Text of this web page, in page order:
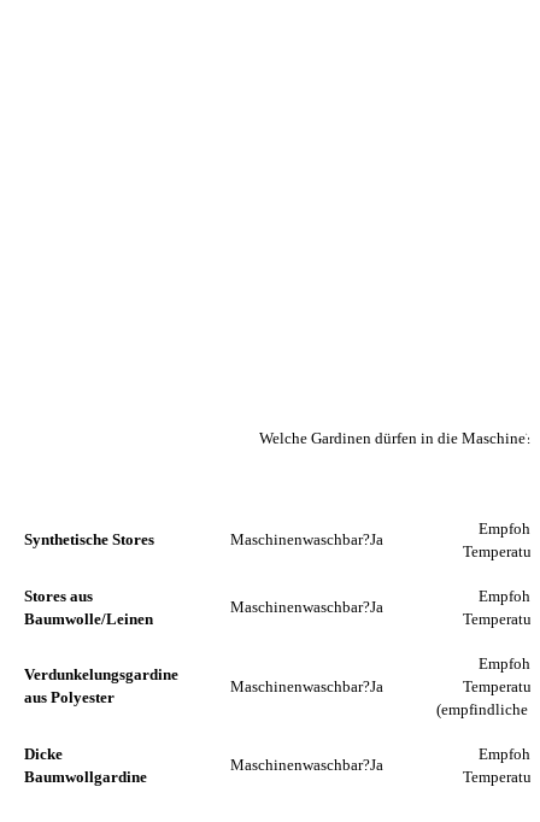
Welche Gardinen dürfen in die Maschine?
Synthetische Stores Maschinenwaschbar?Ja
Temperatur
Stores aus
Baumwolle/Leinen
Maschinenwaschbar?Ja
Temperatur
Verdunkelungsgardine
aus Polyester
Maschinenwaschbar?Ja
Temperatur
(empfindliche
Dicke
Baumwollgardine
Maschinenwaschbar?Ja
Temperatur